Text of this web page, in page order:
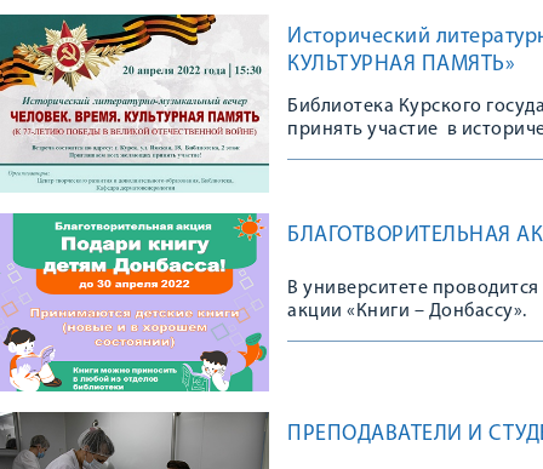
Исторический
КУЛЬТУРНАЯ ПАМЯТЬ»
Библиотека Курского
принять участие в
БЛАГОТВОРИТЕЛЬНАЯ
В университете
акции «Книги – Донбассу».
ПРЕПОДАВАТЕЛИ И